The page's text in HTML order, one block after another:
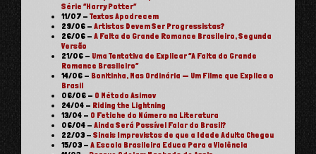
Série “Harry Potter”
11/07 -Textos Apodrecem
29/06 -Artistas Devem Ser Progressistas?
26/06 -A Falta do Grande Romance Brasileiro, Segunda
Versão
21/06 - Uma Tentativa de Explicar “A Falta do Grande
Romance Brasileiro”
14/06 - Bonitinha, Mas Ordinária — Um Filme que Explica o
Brasil
06/06 - O Método Asimov
24/04 - Riding the Lightning
13/04 - O Fetiche do Número na Literatura
06/04 -Ainda Será Possível Falar do Brasil?
22/03 -Sinais Imprevistos de que a Idade Adulta Chegou
15/03 -A Escola Brasileira Educa Para a Violência